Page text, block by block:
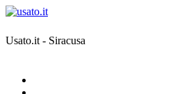
Usato.it - Siracusa